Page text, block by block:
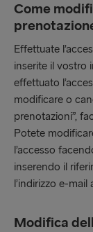
Come
Effettuate
inserite il vostro
effettuato
modificare o
prenotazioni”,
Potete
l’accesso
inserendo il
l’indirizzo e-
Modifica